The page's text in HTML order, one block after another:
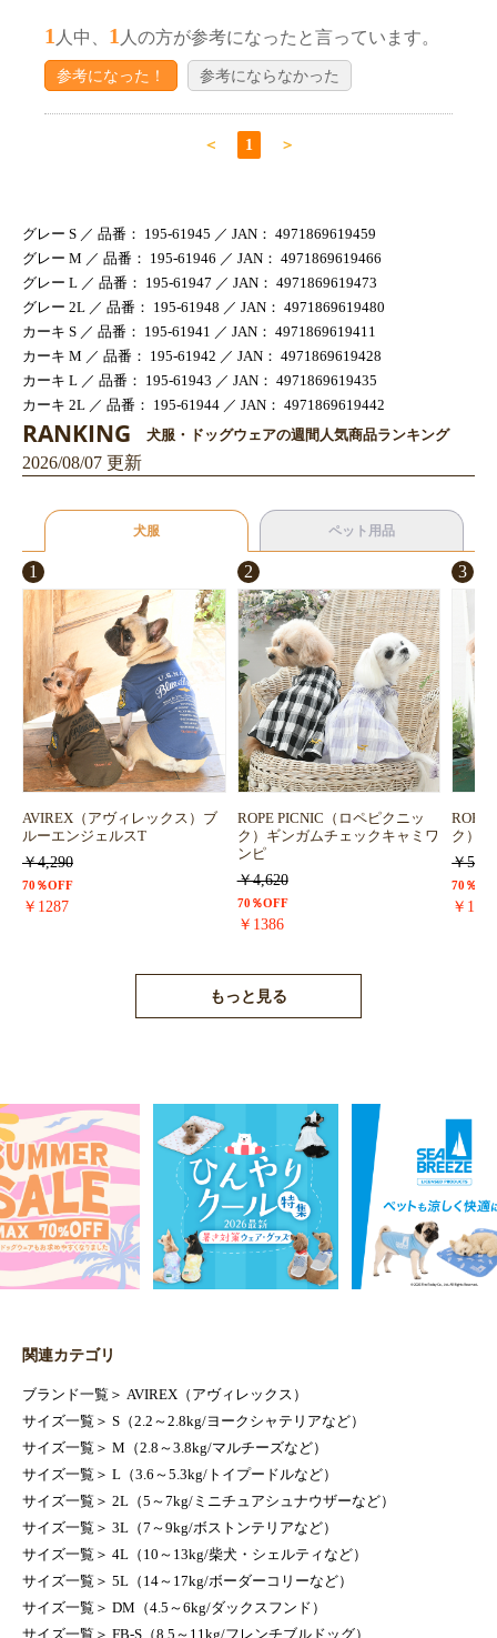
お買い物を続ける カートへ進む
1 人中、 1 人の方が参考になったと言っています。
参考になった！ 参考にならなかった
＜ 1 ＞
グレー S ／ 品番： 195-61945 ／ JAN： 4971869619459
グレー M ／ 品番： 195-61946 ／ JAN： 4971869619466
グレー L ／ 品番： 195-61947 ／ JAN： 4971869619473
グレー 2L ／ 品番： 195-61948 ／ JAN： 4971869619480
カーキ S ／ 品番： 195-61941 ／ JAN： 4971869619411
カーキ M ／ 品番： 195-61942 ／ JAN： 4971869619428
カーキ L ／ 品番： 195-61943 ／ JAN： 4971869619435
カーキ 2L ／ 品番： 195-61944 ／ JAN： 4971869619442
RANKING 犬服・ドッグウェアの週間人気商品ランキング
2026/08/07 更新
犬服 ペット用品
1
AVIREX（アヴィレックス）ブ
ルーエンジェルスT
￥4,290
70％OFF
￥1287
2
ROPE PICNIC（ロペピクニッ
ク）ギンガムチェックキャミワ
ンピ
￥4,620
70％OFF
￥1386
3
ROPE
ク）
￥
70％
￥
もっと見る
関連カテゴリ
ブランド一覧 ＞ AVIREX（アヴィレックス）
サイズ一覧 ＞ S（2.2～2.8kg/ヨークシャテリアなど）
サイズ一覧 ＞ M（2.8～3.8kg/マルチーズなど）
サイズ一覧 ＞ L（3.6～5.3kg/トイプードルなど）
サイズ一覧 ＞ 2L（5～7kg/ミニチュアシュナウザーなど）
サイズ一覧 ＞ 3L（7～9kg/ボストンテリアなど）
サイズ一覧 ＞ 4L（10～13kg/柴犬・シェルティなど）
サイズ一覧 ＞ 5L（14～17kg/ボーダーコリーなど）
サイズ一覧 ＞ DM（4.5～6kg/ダックスフンド）
サイズ一覧 ＞ FB-S（8.5～11kg/フレンチブルドッグ）